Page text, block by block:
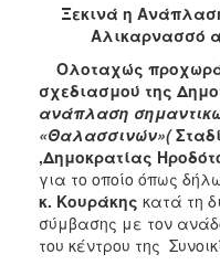
2019
2018
2017
2016
2015
2013
2012
2011
Ξεκινά η
Αλικαρνασσό
Ολοταχώς
σχεδιασμού της
ανάπλαση
«Θαλασσινών»(
,Δημοκρατίας
για το οποίο όπως
κ. Κουράκης κατά τη
σύμβασης με τον
του κέντρου της